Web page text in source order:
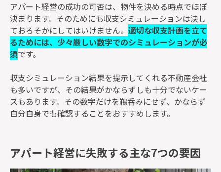
アパート経営の成功の可否は、物件を決める時点でほぼ
決まります。そのためにも収支シミュレーションは決し
ておろそかにしてはいけません。 適切な収支計画を立て
るためには、少々厳しい数字でのシミュレーションが必
須です。
収支シミュレーション結果を提示してくれる不動産会社
も多いですが、その結果がかならずしも十分でないケー
スもあります。その数字だけを鵜呑みにせず、かならず
自分自身でも確認することをおすすめします。
アパート経営に失敗する主な7つの要因